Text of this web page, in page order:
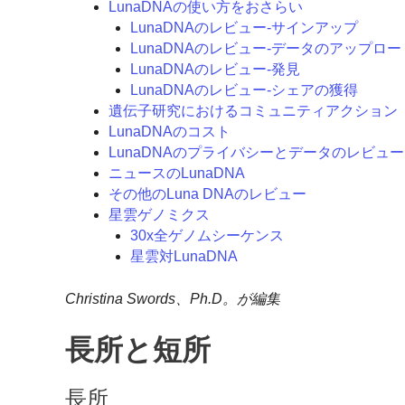
LunaDNAの使い方をおさらい
LunaDNAのレビュー-サインアップ
LunaDNAのレビュー-データのアップロー
LunaDNAのレビュー-発見
LunaDNAのレビュー-シェアの獲得
遺伝子研究におけるコミュニティアクション
LunaDNAのコスト
LunaDNAのプライバシーとデータのレビュー
ニュースのLunaDNA
その他のLuna DNAのレビュー
星雲ゲノミクス
30x全ゲノムシーケンス
星雲対LunaDNA
Christina Swords、Ph.D。が編集
長所と短所
長所